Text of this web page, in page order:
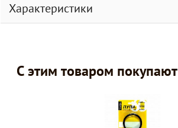
Характеристики
С этим товаром покупают